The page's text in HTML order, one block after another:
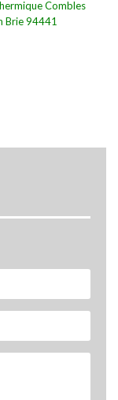
Combles
Brie 94441